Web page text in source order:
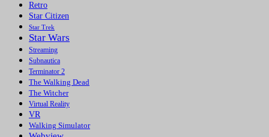
Retro
Star Citizen
Star Trek
Star Wars
Streaming
Subnautica
Terminator 2
The Walking Dead
The Witcher
Virtual Reality
VR
Walking Simulator